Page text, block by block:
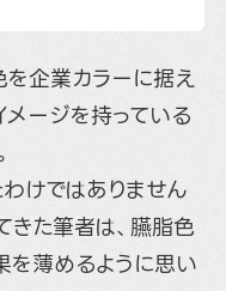
企業カラーに据え
ージを持っている
けではありません
きた筆者は、臙脂色
を薄めるように思い